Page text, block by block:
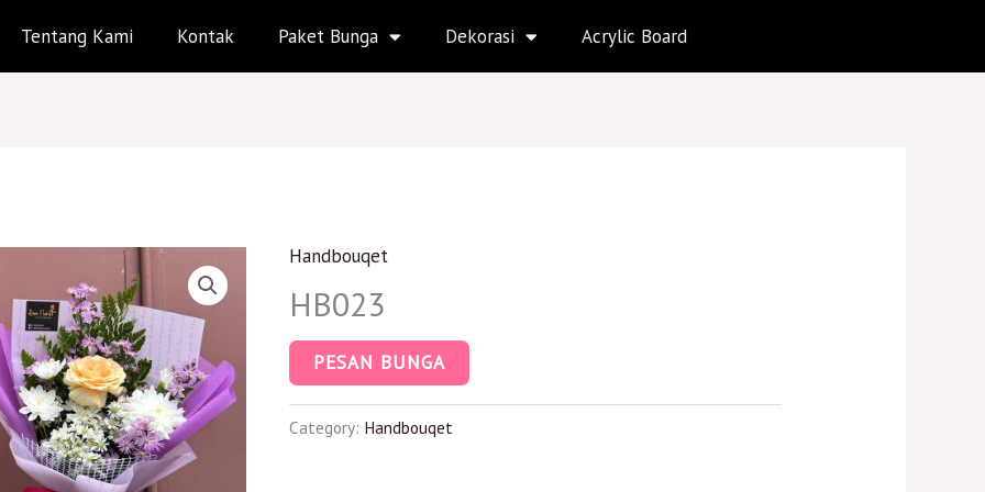
Tentang Kami Kontak Paket Bunga Dekorasi Acrylic Board
Handbouqet
HB023
PESAN BUNGA
Category: Handbouqet